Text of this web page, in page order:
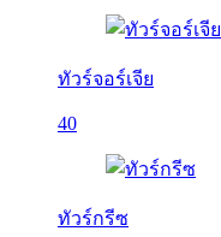
ทัวร์จอร์เจีย
40
ทัวร์กรีซ